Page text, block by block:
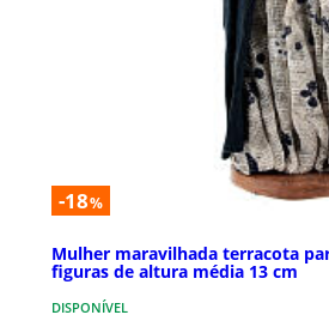
-18%
Mulher maravilhada terracota
figuras de altura média 13 cm
DISPONÍVEL